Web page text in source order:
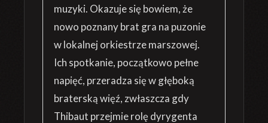
muzyki. Okazuje się bowiem, że
nowo poznany brat gra na puzonie
w lokalnej orkiestrze marszowej.
Ich spotkanie, początkowo pełne
napięć, przeradza się w głęboką
braterską więź, zwłaszcza gdy
Thibaut przejmie rolę dyrygenta